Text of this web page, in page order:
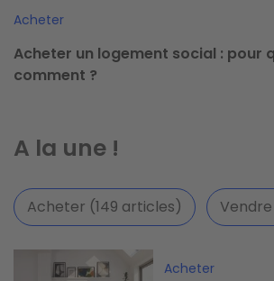
Acheter
Acheter un logement social : pour
comment ?
A la une !
Acheter (149 articles)
Image
Acheter